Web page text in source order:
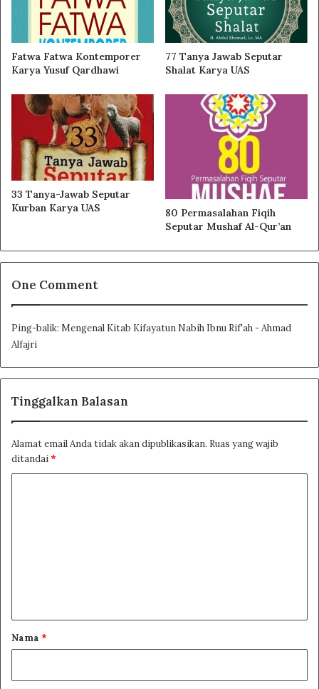
Fatwa Fatwa Kontemporer
Karya Yusuf Qardhawi
77 Tanya Jawab Seputar
Shalat Karya UAS
33 Tanya-Jawab Seputar
Kurban Karya UAS
80 Permasalahan Fiqih
Seputar Mushaf Al-Qur’an
One Comment
Ping-balik: Mengenal Kitab Kifayatun Nabih Ibnu Rif'ah - Ahmad
Alfajri
Tinggalkan Balasan
Alamat email Anda tidak akan dipublikasikan. Ruas yang wajib
ditandai*
r
Nama *